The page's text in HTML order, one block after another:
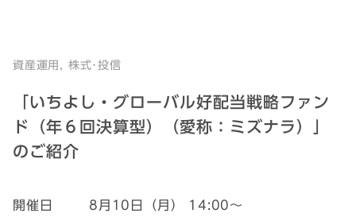
資産運用, 株式･投信
「いちよし・グローバル好配当戦略ファン
ド（年６回決算型）（愛称：ミズナラ）」
のご紹介
開催日 8月10日（月） 14:00～